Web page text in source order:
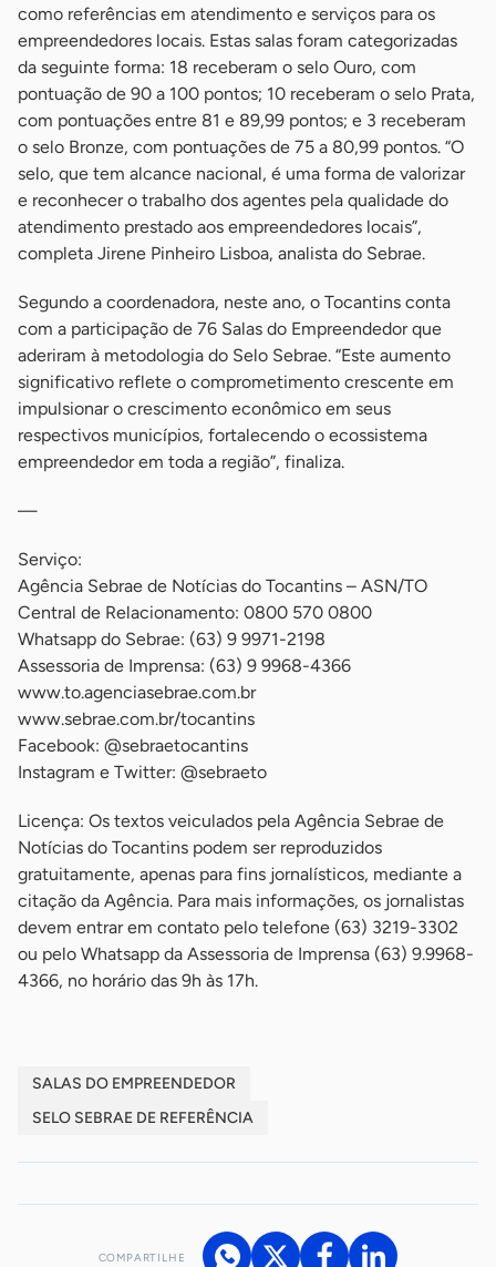
como referências em atendimento e serviços para os
empreendedores locais. Estas salas foram categorizadas
da seguinte forma: 18 receberam o selo Ouro, com
pontuação de 90 a 100 pontos; 10 receberam o selo Prata,
com pontuações entre 81 e 89,99 pontos; e 3 receberam
o selo Bronze, com pontuações de 75 a 80,99 pontos. “O
selo, que tem alcance nacional, é uma forma de valorizar
e reconhecer o trabalho dos agentes pela qualidade do
atendimento prestado aos empreendedores locais”,
completa Jirene Pinheiro Lisboa, analista do Sebrae.
Segundo a coordenadora, neste ano, o Tocantins conta
com a participação de 76 Salas do Empreendedor que
aderiram à metodologia do Selo Sebrae. “Este aumento
significativo reflete o comprometimento crescente em
impulsionar o crescimento econômico em seus
respectivos municípios, fortalecendo o ecossistema
empreendedor em toda a região”, finaliza.
—
Serviço:
Agência Sebrae de Notícias do Tocantins – ASN/TO
Central de Relacionamento: 0800 570 0800
Whatsapp do Sebrae: (63) 9 9971-2198
Assessoria de Imprensa: (63) 9 9968-4366
www.to.agenciasebrae.com.br
www.sebrae.com.br/tocantins
Facebook: @sebraetocantins
Instagram e Twitter: @sebraeto
Licença: Os textos veiculados pela Agência Sebrae de
Notícias do Tocantins podem ser reproduzidos
gratuitamente, apenas para fins jornalísticos, mediante a
citação da Agência. Para mais informações, os jornalistas
devem entrar em contato pelo telefone (63) 3219-3302
ou pelo Whatsapp da Assessoria de Imprensa (63) 9.9968-
4366, no horário das 9h às 17h.
SALAS DO EMPREENDEDOR
SELO SEBRAE DE REFERÊNCIA
COMPARTILHE